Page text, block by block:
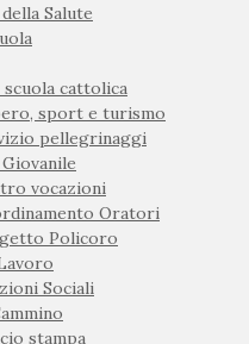
Salute
scuola cattolica
sport e turismo
pellegrinaggi
vocazioni
Oratori
Policoro
Sociali
stampa